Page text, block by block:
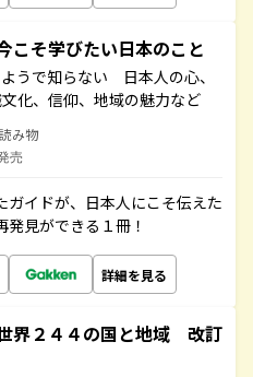
そ学びたい日本のこと
うで知らない 日本人の心、
化、信仰、地域の魅力など
み物
売
ガイドが、日本人にこそ伝えた
見ができる１冊！
詳細を見る
界２４４の国と地域 改訂